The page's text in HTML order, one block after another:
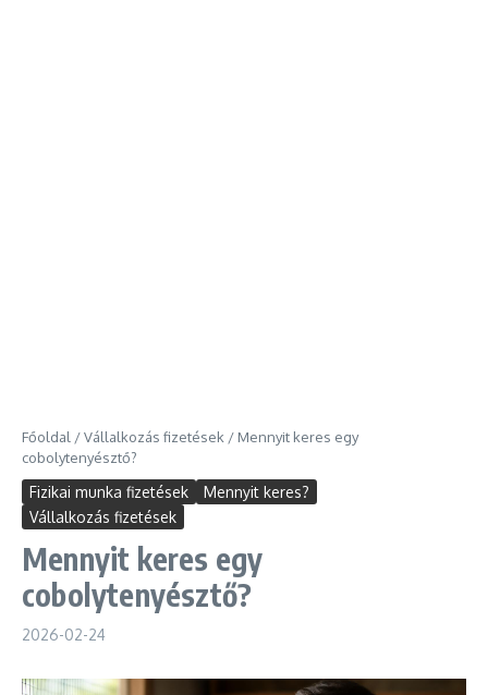
Főoldal /Vállalkozás fizetések / Mennyit keres egy
cobolytenyésztő?
Fizikai munka fizetések
Mennyit keres?
Vállalkozás fizetések
Mennyit keres egy
cobolytenyésztő?
2026-02-24